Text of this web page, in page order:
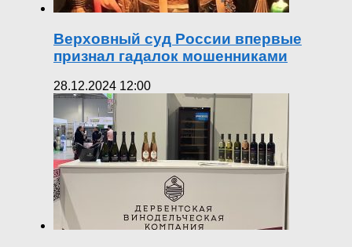
Верховный суд России впервые
признал гадалок мошенниками
28.12.2024 12:00